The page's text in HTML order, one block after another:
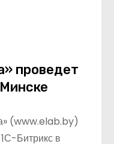
проведет
(www.elab.by)
Битрикс в